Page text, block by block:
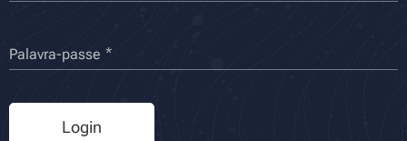
Palavra-passe
Login